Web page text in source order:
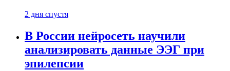
2 дня спустя
В России нейросеть научили
анализировать данные ЭЭГ при
эпилепсии